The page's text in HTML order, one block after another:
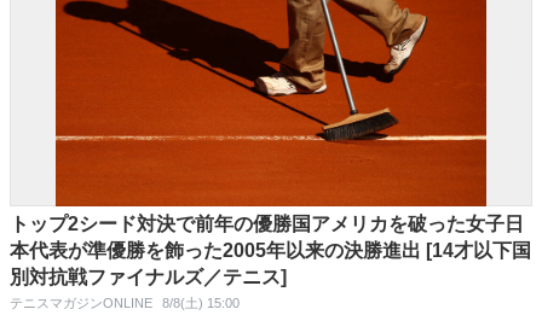
トップ2シード対決で前年の優勝国アメリカを破った女子日
本代表が準優勝を飾った2005年以来の決勝進出 [14才以下国
別対抗戦ファイナルズ／テニス]
テニスマガジンONLINE 8/8(土) 15:00